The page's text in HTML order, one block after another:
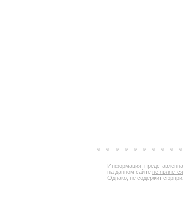
Информация,
на данном сайте не является
Однако, не содержит